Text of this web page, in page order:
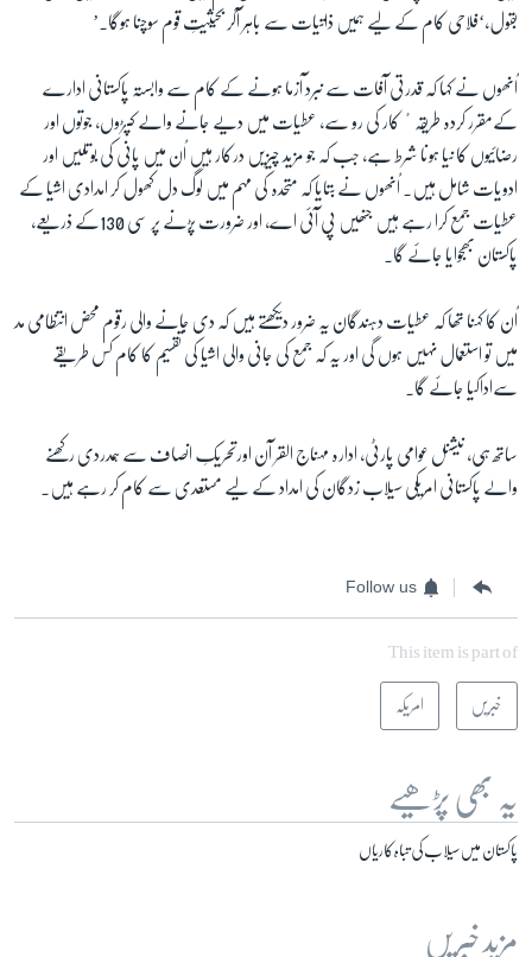
بقول،‘فلاحی کام کے لیے ہمیں ذاتیات سے باہر آکر بحیثیتِ قوم سوچنا ہوگا۔’
اُنھوں نے کہا کہ قدرتی آفات سے نبرد آزما ہونے کے کام سے وابستہ پاکستانی ادارے
کےمقرر کردہ طریقہٴ کار کی رو سے، عطیات میں دیے جانے والے کپڑوں، جوتوں اور
رضائیوں کا نیا ہونا شرط ہے، جب کہ جو مزید چیزیں درکار ہیں اُن میں پانی کی بوتلیں اور
ادویات شامل ہیں۔ اُنھوں نے بتایا کہ متحدہ کی مہم میں لوگ دل کھول کر امدادی اشیا کے
عطیات جمع کرا رہے ہیں جنھیں پی آئی اے، اور ضرورت پڑنے پر سی 130کے ذریعے،
پاکستان بھجوایا جائے گا۔
اُن کا کہنا تھا کہ عطیات دہندگان یہ ضرور دیکھتے ہیں کہ دی جانے والی رقوم محض انتظامی مد
میں تو استعمال نہیں ہوں گی اور یہ کہ جمع کی جانی والی اشیا کی تقسیم کا کام کس طریقے
سےاداکیا جائے گا۔
ساتھ ہی، نیشنل عوامی پارٹی، ادارہ مہناج القر آن اورتحریکِ انصاف سے ہمدردی رکھنے
والے پاکستانی امریکی سیلاب زدگان کی امداد کے لیے مستعدی سے کام کر رہے ہیں۔
Follow us
This item is part of
خبریں امریکہ
یہ بھی پڑھیے
پاکستان میں سیلاب کی تباہ کاریاں
مزید خبریں